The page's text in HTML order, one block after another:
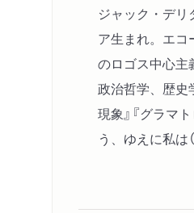
ジャック・デリ
ア生まれ。エ
のロゴス中心主
政治哲学、歴史
現象』『グラマ
う、ゆえに私は